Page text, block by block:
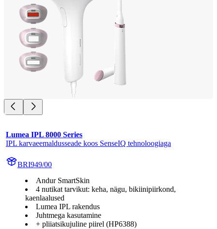
Lumea IPL 8000 Series
IPL karvaeemaldusseade koos SenseIQ tehnoloogiaga
BRI949/00
Andur SmartSkin
4 nutikat tarvikut: keha, nägu, bikiinipiirkond,
kaenlaalused
Lumea IPL rakendus
Juhtmega kasutamine
+ pliiatsikujuline piirel (HP6388)